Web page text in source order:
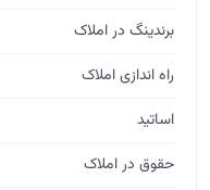
برندینگ در املاک
راه اندازی املاک
اساتید
حقوق در املاک